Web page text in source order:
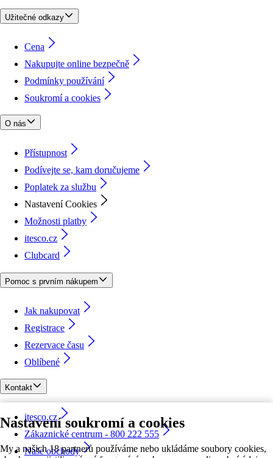
Nastavení soukromí a cookies
My a našich 18 partnerů používáme nebo ukládáme soubory cookies,
Užitečné odkazy
Cena
Nakupujte online bezpečně
Podmínky používání
Soukromí a cookies
O nás
Přístupnost
Podívejte se, kam doručujeme
Poplatek za službu
Nastavení Cookies
Možnosti platby
itesco.cz
Clubcard
Pomoc s prvním nákupem
Jak nakupovat
Registrace
Rezervace času
Oblíbené
Kontakt
itesco.cz
Zákaznické centrum - 800 222 555
Naše obchody